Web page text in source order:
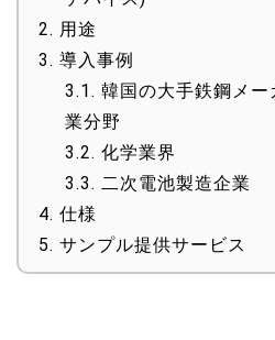
2. 用途
3. 導入事例
3.1. 韓国の大手鉄鋼メ
業分野
3.2. 化学業界
3.3. 二次電池製造企業
4. 仕様
5. サンプル提供サービス